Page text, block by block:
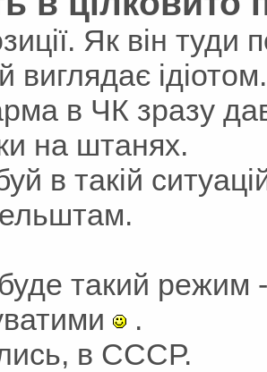
Як він
виглядає ідіотом.
в ЧК зразу
на штанях.
в такій
такий режим
.
в СССР.